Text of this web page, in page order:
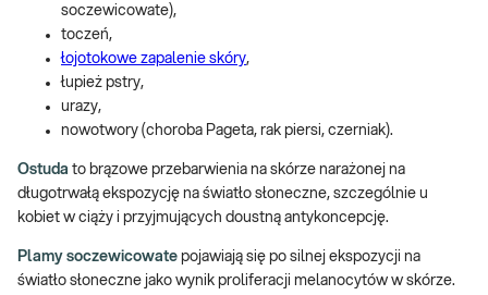
soczewicowate),
toczeń,
łojotokowe zapalenie skóry,
łupież pstry,
urazy,
nowotwory (choroba Pageta, rak piersi, czerniak).
Ostuda to brązowe przebarwienia na skórze narażonej na
długotrwałą ekspozycję na światło słoneczne, szczególnie u
kobiet w ciąży i przyjmujących doustną antykoncepcję.
Plamy soczewicowate pojawiają się po silnej ekspozycji na
światło słoneczne jako wynik proliferacji melanocytów w skórze.